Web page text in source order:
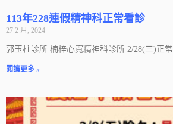
113年228連假精神科正常看診
27 2 月, 2024
郭玉柱診所 楠梓心寬精神科診所 2/28(三)正常
閱讀更多 »